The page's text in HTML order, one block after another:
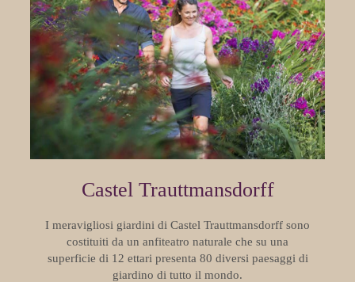
Castel Trauttmansdorff
I meravigliosi giardini di Castel Trauttmansdorff sono
costituiti da un anfiteatro naturale che su una
superficie di 12 ettari presenta 80 diversi paesaggi di
giardino di tutto il mondo.